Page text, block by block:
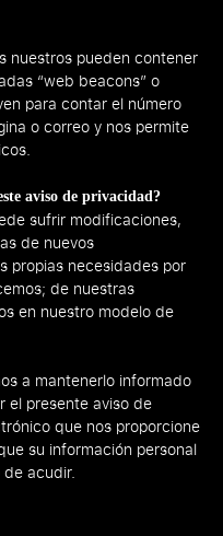
nuestros pueden contener
“web beacons” o
para contar el número
o correo y nos permite
aviso de privacidad?
sufrir modificaciones,
de nuevos
propias necesidades por
de nuestras
en nuestro modelo de
a mantenerlo informado
el presente aviso de
que nos proporcione
su información personal
acudir.